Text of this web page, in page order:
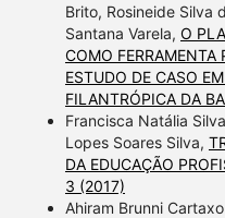
Brito, Rosineide Silva
Santana Varela, O
COMO FERRAMENTA
ESTUDO DE CASO
FILANTRÓPICA DA
Francisca Natália
Lopes Soares Silva,
DA EDUCAÇÃO
3 (2017)
Ahiram Brunni